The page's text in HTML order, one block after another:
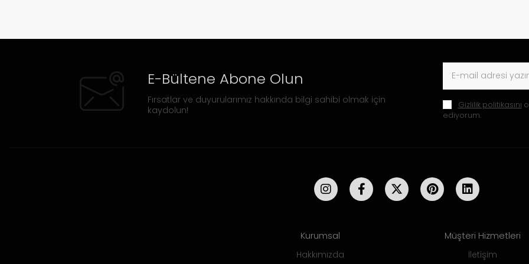
E-Bültene Abone Olun
Fırsatlar ve duyurularımız hakkında bilgi sahibi olmak için
kaydolun!
Gizlilik politikasını
ediyorum.
Kurumsal
Hakkımızda
Müşteri Hizmetleri
İletişim